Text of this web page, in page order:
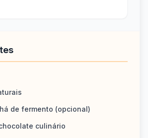
de fermento (opcional)
culinário